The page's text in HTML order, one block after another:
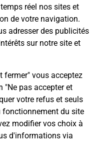
réel nos sites et
de votre navigation.
adresser des publicités
sur notre site et
fermer" vous acceptez
"Ne pas accepter et
votre refus et seuls
fonctionnement du site
modifier vos choix à
d'informations via
de la route
quelles